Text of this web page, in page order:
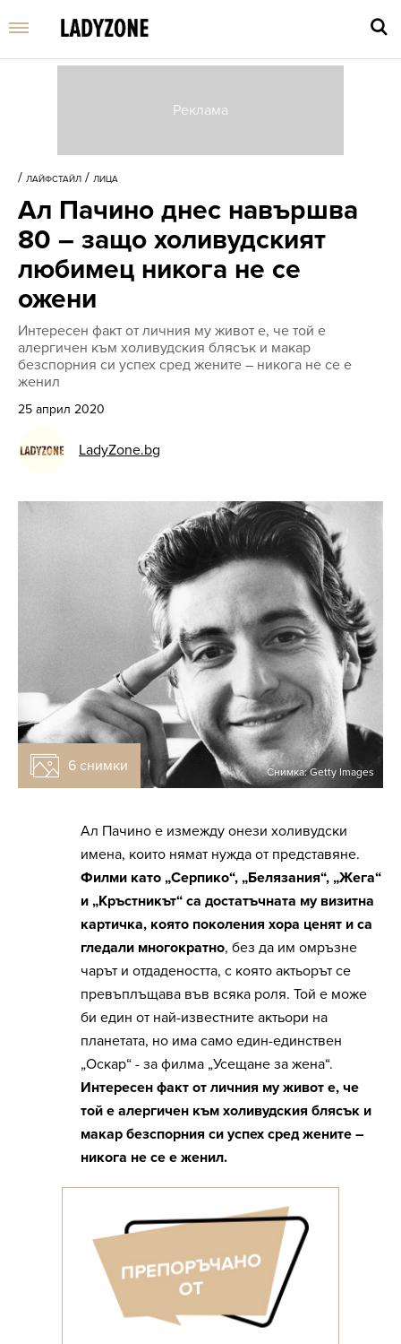
/ ЛАЙФСТАЙЛ / ЛИЦА
Ал Пачино днес навършва
80 – защо холивудският
любимец никога не се
ожени
Интересен факт от личния му живот е, че той е
алергичен към холивудския блясък и макар
безспорния си успех сред жените – никога не се е
женил
25 април 2020
LadyZone.bg
6 снимки Снимка: Getty Images
Ал Пачино е измежду онези холивудски
имена, които нямат нужда от представяне.
Филми като „Серпико“, „Белязания“, „Жега“
и „Кръстникът“ са достатъчната му визитна
картичка, която поколения хора ценят и са
гледали многократно, без да им омръзне
чарът и отдадеността, с която актьорът се
превъплъщава във всяка роля. Той е може
би един от най-известните актьори на
планетата, но има само един-единствен
„Оскар“ - за филма „Усещане за жена“.
Интересен факт от личния му живот е, че
той е алергичен към холивудския блясък и
макар безспорния си успех сред жените –
никога не се е женил.